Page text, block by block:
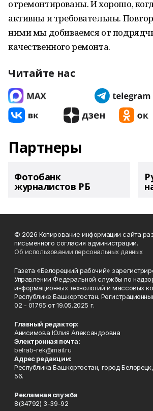
отремонтированы. И хорошо,
активны и требовательны.
ними мы добиваемся от
качественного ремонта.
Читайте нас
Партнеры
Фотобанк
журналистов РБ
© 2026 Копирование информации сайта
письменного согласия администрации.
Об использовании персональных данных
Газета «Белорецкий рабочий»
Управлении Федеральной службы по
информационных технологий и массовых
Республике Башкортостан.
02 - 01795 от 19.05.2025 г.
Главный редактор:
Анисимова Юлия Александровна
Электронная почта:
belrab-rek@mail.ru
Адрес редакции:
Республика Башкортостан, город
56.
Рекламная служба
8(34792) 3-39-92